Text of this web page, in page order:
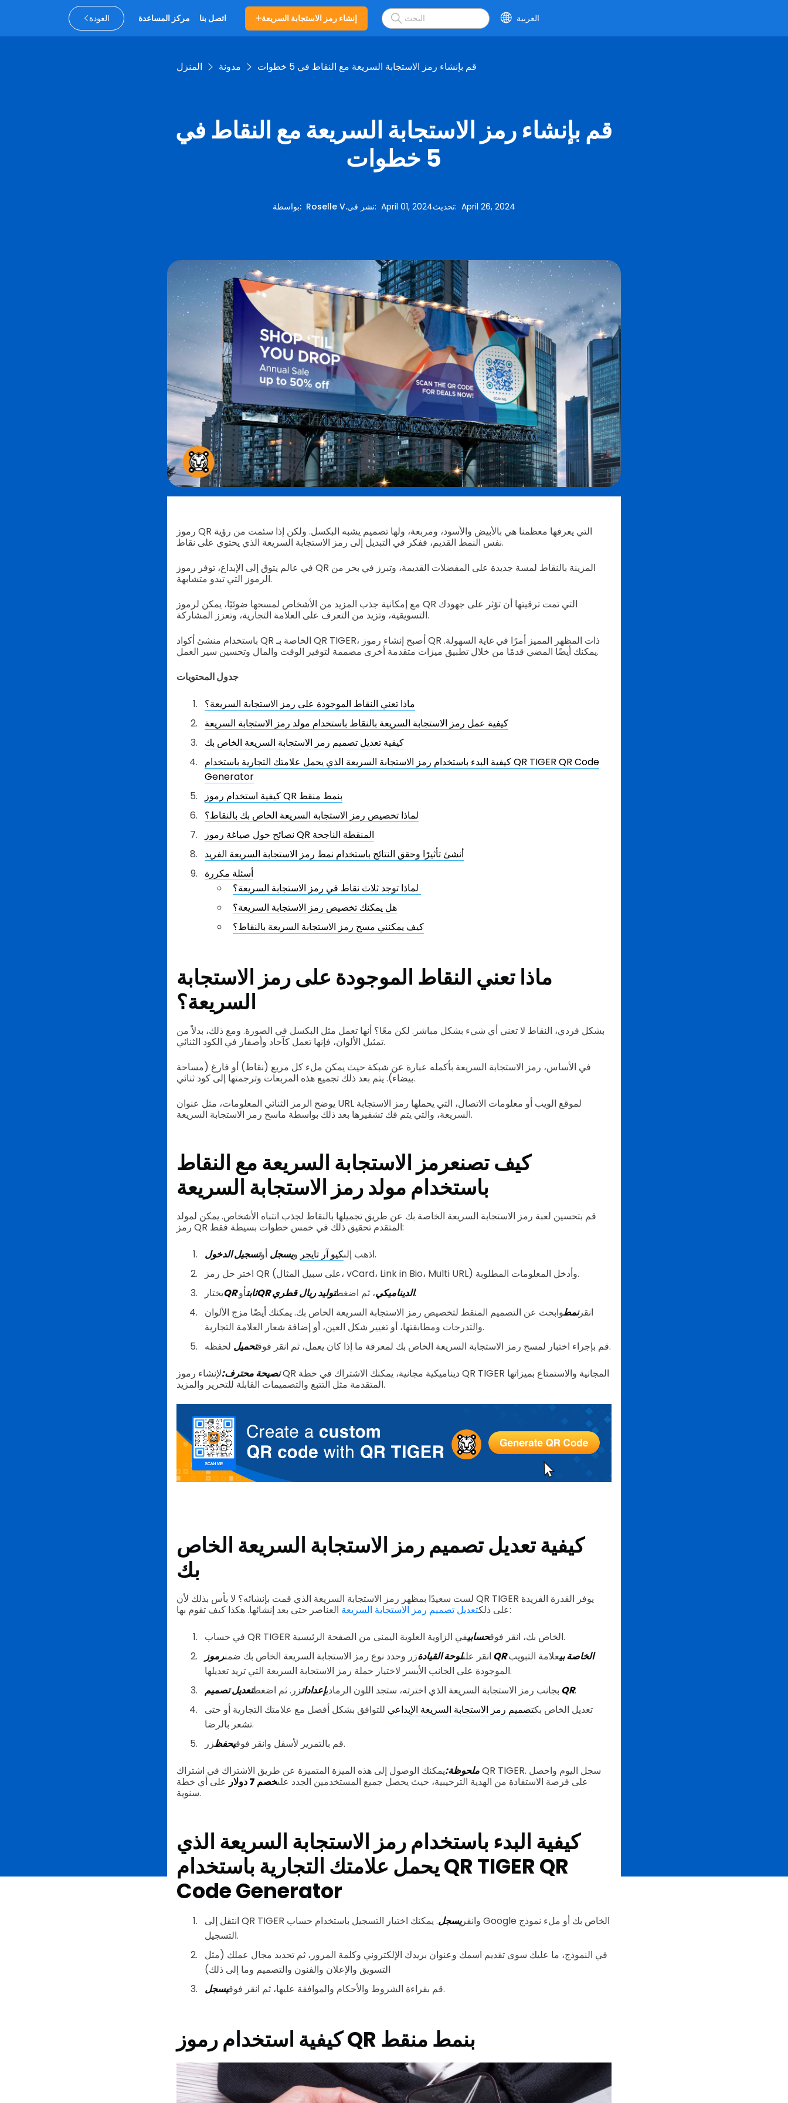
العودة مركز المساعدة اتصل بنا إنشاء رمز الاستجابة السريعة العربية
المنزل مدونة قم بإنشاء رمز الاستجابة السريعة مع النقاط في 5 خطوات
قم بإنشاء رمز الاستجابة السريعة مع النقاط في
5 خطوات
بواسطة: Roselle V.نشر في: April 01, 2024تحديث: April 26, 2024
رموز QR التي يعرفها معظمنا هي بالأبيض والأسود، ومربعة، ولها تصميم يشبه البكسل. ولكن إذا سئمت من رؤية
نفس النمط القديم، ففكر في التبديل إلى رمز الاستجابة السريعة الذي يحتوي على نقاط.
في عالم يتوق إلى الإبداع، توفر رموز QR المزينة بالنقاط لمسة جديدة على المفضلات القديمة، وتبرز في بحر من
الرموز التي تبدو متشابهة.
مع إمكانية جذب المزيد من الأشخاص لمسحها ضوئيًا، يمكن لرموز QR التي تمت ترقيتها أن تؤثر على جهودك
التسويقية، وتزيد من التعرف على العلامة التجارية، وتعزز المشاركة.
باستخدام منشئ أكواد QR الخاصة بـ QR TIGER، أصبح إنشاء رموز QR ذات المظهر المميز أمرًا في غاية السهولة.
يمكنك أيضًا المضي قدمًا من خلال تطبيق ميزات متقدمة أخرى مصممة لتوفير الوقت والمال وتحسين سير العمل.
جدول المحتويات
ماذا تعني النقاط الموجودة على رمز الاستجابة السريعة؟
كيفية عمل رمز الاستجابة السريعة بالنقاط باستخدام مولد رمز الاستجابة السريعة
كيفية تعديل تصميم رمز الاستجابة السريعة الخاص بك
كيفية البدء باستخدام رمز الاستجابة السريعة الذي يحمل علامتك التجارية باستخدام QR TIGER QR Code
Generator
كيفية استخدام رموز QR بنمط منقط
لماذا تخصيص رمز الاستجابة السريعة الخاص بك بالنقاط؟
نصائح حول صياغة رموز QR المنقطة الناجحة
أنشئ تأثيرًا وحقق النتائج باستخدام نمط رمز الاستجابة السريعة الفريد
أسئلة مكررة
هل يمكنك تخصيص رمز الاستجابة السريعة؟
كيف يمكنني مسح رمز الاستجابة السريعة بالنقاط؟
ماذا تعني النقاط الموجودة على رمز الاستجابة
السريعة؟
بشكل فردي، النقاط لا تعني أي شيء بشكل مباشر. لكن معًا؟ أنها تعمل مثل البكسل في الصورة. ومع ذلك، بدلاً من
تمثيل الألوان، فإنها تعمل كآحاد وأصفار في الكود الثنائي.
في الأساس، رمز الاستجابة السريعة بأكمله عبارة عن شبكة حيث يمكن ملء كل مربع (نقاط) أو فارغ (مساحة
بيضاء). يتم بعد ذلك تجميع هذه المربعات وترجمتها إلى كود ثنائي.
يوضح الرمز الثنائي المعلومات، مثل عنوان URL لموقع الويب أو معلومات الاتصال، التي يحملها رمز الاستجابة
السريعة، والتي يتم فك تشفيرها بعد ذلك بواسطة ماسح رمز الاستجابة السريعة.
كيف تصنعرمز الاستجابة السريعة مع النقاط
باستخدام مولد رمز الاستجابة السريعة
قم بتحسين لعبة رمز الاستجابة السريعة الخاصة بك عن طريق تجميلها بالنقاط لجذب انتباه الأشخاص. يمكن لمولد
رمز QR المتقدم تحقيق ذلك في خمس خطوات بسيطة فقط:
اذهب إلىكيو آر تايجر ويسجل أوتسجيل الدخول
.
اختر حل رمز QR (على سبيل المثال، vCard، Link in Bio، Multi URL) وأدخل المعلومات المطلوبة.
يختار
QR ثابتأو QR الديناميكي، ثم اضغطتوليد ريال قطري
.
انقرنمطوابحث عن التصميم المنقط لتخصيص رمز الاستجابة السريعة الخاص بك. يمكنك أيضًا مزج الألوان
والتدرجات ومطابقتها، أو تغيير شكل العين، أو إضافة شعار العلامة التجارية.
قم بإجراء اختبار لمسح رمز الاستجابة السريعة الخاص بك لمعرفة ما إذا كان يعمل، ثم انقر فوقتحميل
لحفظه.
نصيحة محترف:لإنشاء رموز QR ديناميكية مجانية، يمكنك الاشتراك في خطة QR TIGER المجانية والاستمتاع بميزاتها
المتقدمة مثل التتبع والتصميمات القابلة للتحرير والمزيد.
كيفية تعديل تصميم رمز الاستجابة السريعة الخاص
بك
لست سعيدًا بمظهر رمز الاستجابة السريعة الذي قمت بإنشائه؟ لا بأس بذلك لأن QR TIGER يوفر القدرة الفريدة
على ذلكتعديل تصميم رمز الاستجابة السريعة
العناصر حتى بعد إنشائها. هكذا كيف تقوم بها:
في حساب QR TIGER الخاص بك، انقر فوقحسابي
في الزاوية العلوية اليمنى من الصفحة الرئيسية.
انقر علىلوحة القيادةزر وحدد نوع رمز الاستجابة السريعة الخاص بك ضمن رموز QR الخاصة بيعلامة التبويب
الموجودة على الجانب الأيسر لاختيار حملة رمز الاستجابة السريعة التي تريد تعديلها.
بجانب رمز الاستجابة السريعة الذي اخترته، ستجد اللون الرماديإعداداتزر. ثم اضغط تعديل تصميم QR.
تعديل الخاص بكتصميم رمز الاستجابة السريعة الإبداعي للتوافق بشكل أفضل مع علامتك التجارية أو حتى
تشعر بالرضا.
قم بالتمرير لأسفل وانقر فوقيحفظ
زر.
ملحوظة:يمكنك الوصول إلى هذه الميزة المتميزة عن طريق الاشتراك في اشتراك QR TIGER. سجل اليوم واحصل
على فرصة الاستفادة من الهدية الترحيبية، حيث يحصل جميع المستخدمين الجدد علىخصم 7 دولار
على أي خطة
سنوية.
كيفية البدء باستخدام رمز الاستجابة السريعة الذي
يحمل علامتك التجارية باستخدام QR TIGER QR
Code Generator
انتقل إلى QR TIGER وانقريسجل. يمكنك اختيار التسجيل باستخدام حساب Google الخاص بك أو ملء نموذج
التسجيل.
في النموذج، ما عليك سوى تقديم اسمك وعنوان بريدك الإلكتروني وكلمة المرور، ثم تحديد مجال عملك (مثل
التسويق والإعلان والفنون والتصميم وما إلى ذلك)
قم بقراءة الشروط والأحكام والموافقة عليها، ثم انقر فوقيسجل .
كيفية استخدام رموز QR بنمط منقط